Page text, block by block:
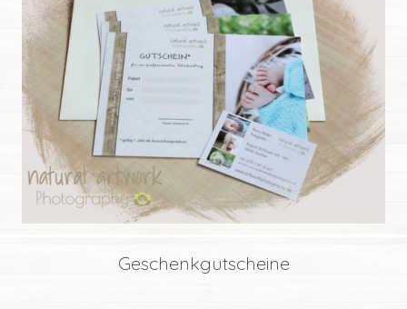
Geschenkgutscheine